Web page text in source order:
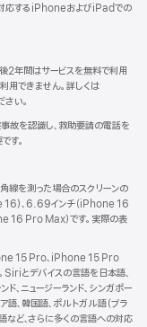
応するiPhoneおよびiPadでの
2年間はサービスを無料で利用
用できません。詳しくは
い。
を認識し、救助要請の電話を
す。
線を測った場合のスクリーンの
16）、6.69インチ（iPhone 16
16 Pro Max）です。実際の表
15 Pro、iPhone 15 Pro
Siriとデバイスの言語を日本語、
ド、ニュージーランド、シンガポー
ア語、韓国語、ポルトガル語（ブラ
など、さらに多くの言語への対応